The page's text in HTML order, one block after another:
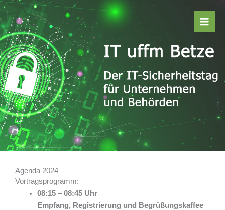
Zum
Inhalt
springen
Agenda 2024
Vortragsprogramm:
08:15 – 08:45 Uhr
Empfang, Registrierung und Begrüßungskaffee